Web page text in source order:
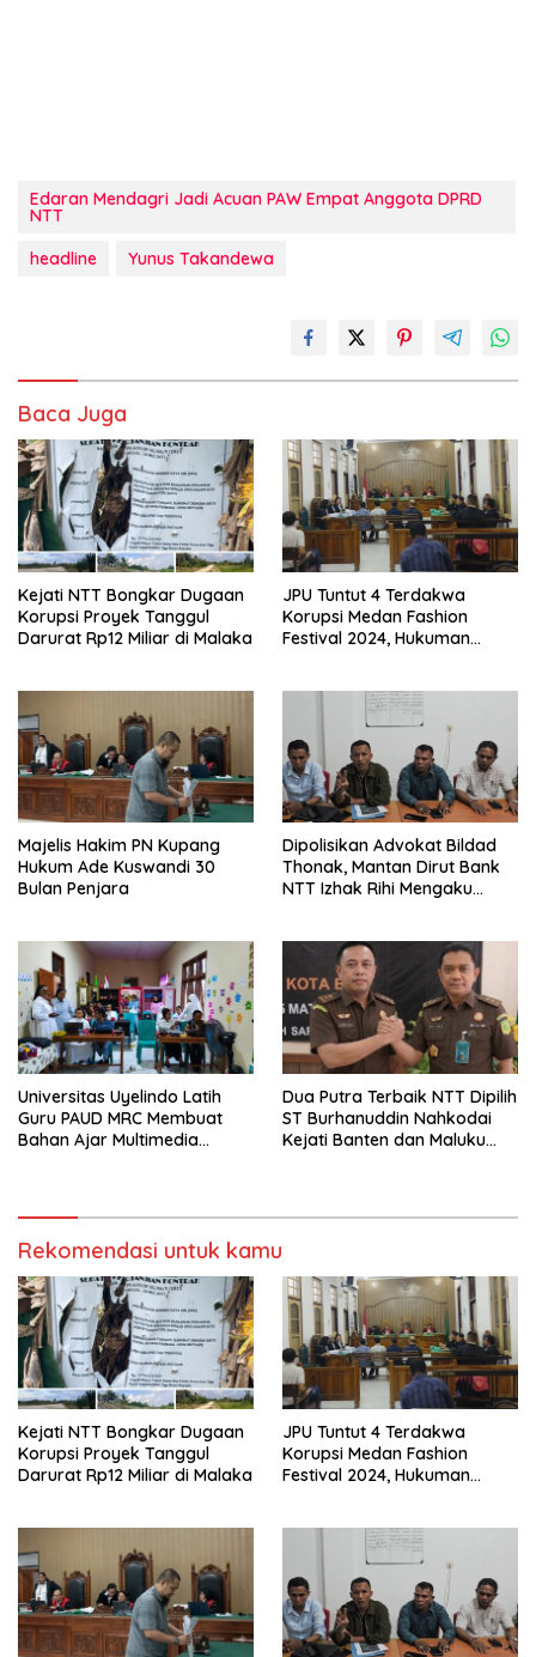
Edaran Mendagri Jadi Acuan PAW Empat Anggota DPRD
NTT
headline
Yunus Takandewa
Baca Juga
Kejati NTT Bongkar Dugaan
Korupsi Proyek Tanggul
Darurat Rp12 Miliar di Malaka
JPU Tuntut 4 Terdakwa
Korupsi Medan Fashion
Festival 2024, Hukuman
Majelis Hakim PN Kupang
Hukum Ade Kuswandi 30
Bulan Penjara
Dipolisikan Advokat Bildad
Thonak, Mantan Dirut Bank
NTT Izhak Rihi Mengaku
Universitas Uyelindo Latih
Guru PAUD MRC Membuat
Bahan Ajar Multimedia
Dua Putra Terbaik NTT Dipilih
ST Burhanuddin Nahkodai
Kejati Banten dan Maluku
Rekomendasi untuk kamu
Kejati NTT Bongkar Dugaan
Korupsi Proyek Tanggul
Darurat Rp12 Miliar di Malaka
JPU Tuntut 4 Terdakwa
Korupsi Medan Fashion
Festival 2024, Hukuman